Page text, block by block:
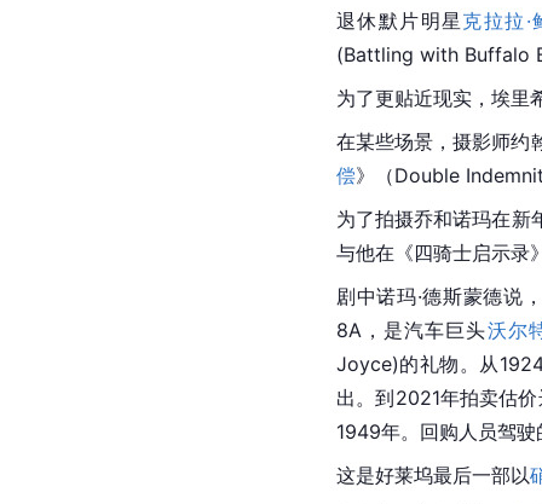
退休默片明星 克拉拉·
(Battling with Buffalo
为了更贴近现实，埃里
在某些场景，摄影师约
偿》（Double
为了拍摄乔和诺玛在新
与他在《四骑士启示
剧中诺玛·德斯蒙德说
8A，是汽车巨头沃尔
Joyce)的礼物。从
出。到2021年拍卖估
1949年。回购人员驾
这是好莱坞最后一部以